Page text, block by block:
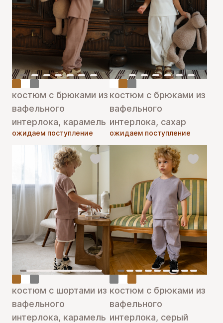
костюм с брюками из
вафельного
интерлока, карамель
ожидаем поступление
костюм с брюками из
вафельного
интерлока, сахар
ожидаем поступление
костюм с шортами из
вафельного
интерлока, карамель
костюм с брюками из
вафельного
интерлока, серый